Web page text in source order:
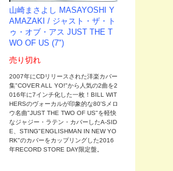
山崎まさよし MASAYOSHI Y
AMAZAKI / ジャスト・ザ・ト
ゥ・オブ・アス JUST THE T
WO OF US (7")
売り切れ
2007年にCDリリースされた洋楽カバー
集"COVER ALL YO!"から人気の2曲を2
016年に7インチ化した一枚！BILL WIT
HERSのヴォーカルが印象的な80'Sメロ
ウ名曲"JUST THE TWO OF US"を軽快
なジャジー・ラテン・カバーしたA-SID
E、STING"ENGLISHMAN IN NEW YO
RK"のカバーをカップリングした2016
年RECORD STORE DAY限定盤。